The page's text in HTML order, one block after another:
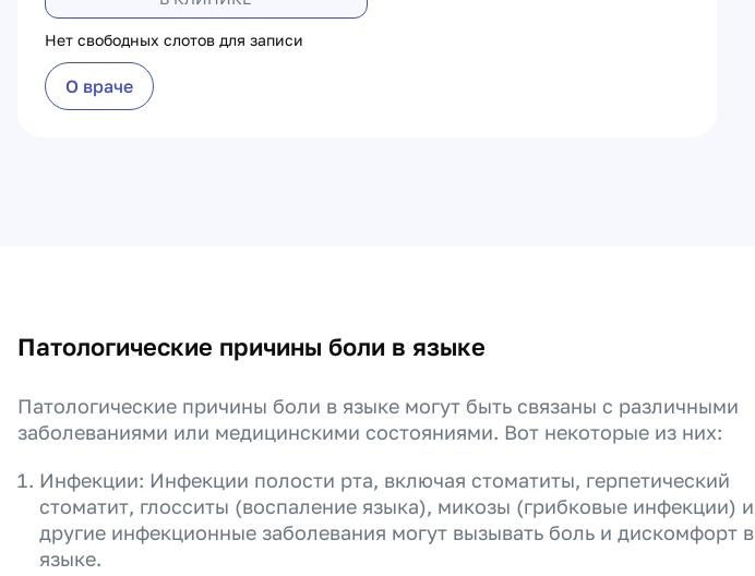
Нет свободных слотов для записи
О враче
Патологические причины боли в языке
Патологические причины боли в языке могут быть связаны с различными
заболеваниями или медицинскими состояниями. Вот некоторые из них:
Инфекции: Инфекции полости рта, включая стоматиты, герпетический
стоматит, глосситы (воспаление языка), микозы (грибковые инфекции) и
другие инфекционные заболевания могут вызывать боль и дискомфорт в
языке.